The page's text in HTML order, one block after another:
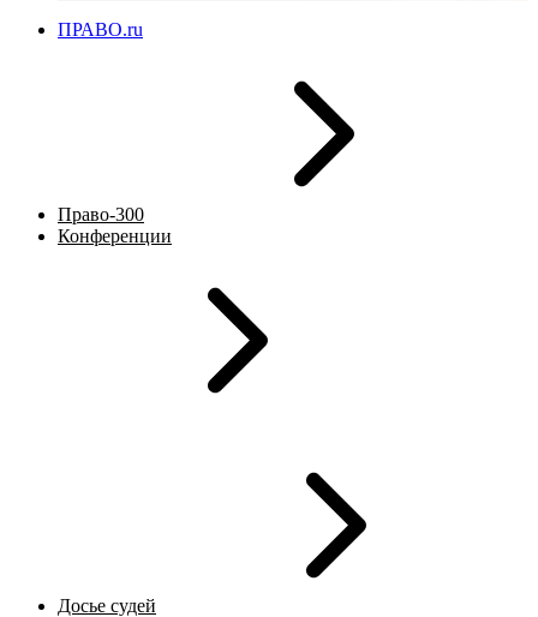
ПРАВО.ru
Право-300
Конференции
Досье судей